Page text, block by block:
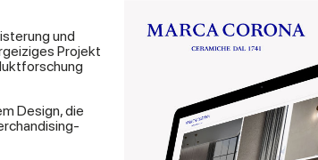
und
Projekt
Design, die